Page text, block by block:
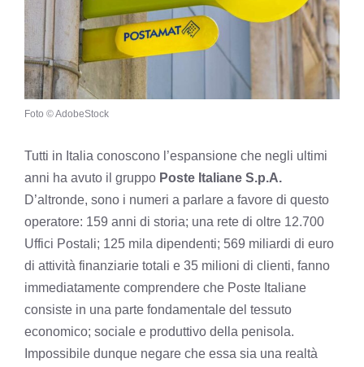
Foto © AdobeStock
Tutti in Italia conoscono l’espansione che negli ultimi
anni ha avuto il gruppo Poste Italiane S.p.A.
D’altronde, sono i numeri a parlare a favore di questo
operatore: 159 anni di storia; una rete di oltre 12.700
Uffici Postali; 125 mila dipendenti; 569 miliardi di euro
di attività finanziarie totali e 35 milioni di clienti, fanno
immediatamente comprendere che Poste Italiane
consiste in una parte fondamentale del tessuto
economico; sociale e produttivo della penisola.
Impossibile dunque negare che essa sia una realtà